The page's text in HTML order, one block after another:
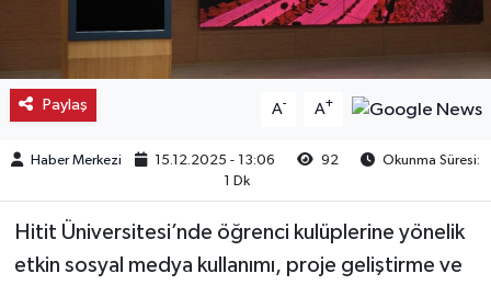
Paylaş A- A+
Haber Merkezi 15.12.2025 - 13:06 92
Okunma Süresi:
1 Dk
Hitit Üniversitesi’nde öğrenci kulüplerine yönelik
etkin sosyal medya kullanımı, proje geliştirme ve
Kargı
Laçin
Mecitözü
Oğuzlar
Ortaköy